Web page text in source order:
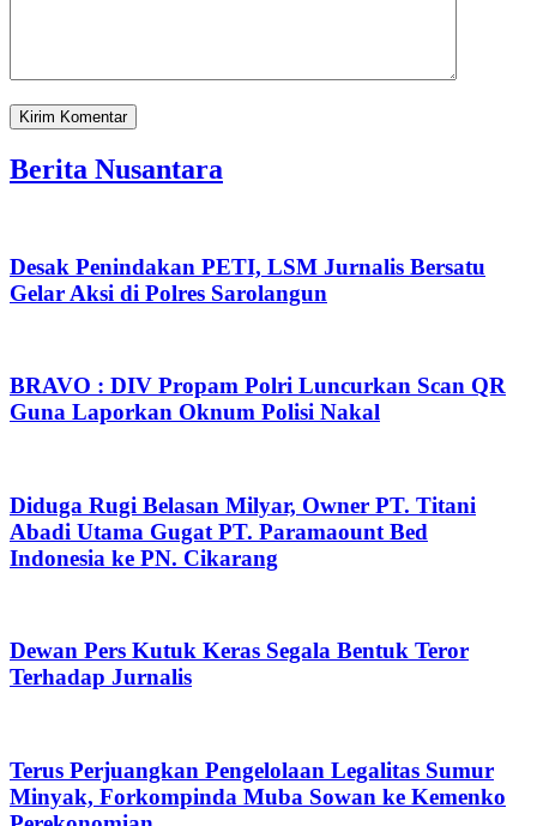
Berita Nusantara
Desak Penindakan PETI, LSM Jurnalis Bersatu
Gelar Aksi di Polres Sarolangun
BRAVO : DIV Propam Polri Luncurkan Scan QR
Guna Laporkan Oknum Polisi Nakal
Diduga Rugi Belasan Milyar, Owner PT. Titani
Abadi Utama Gugat PT. Paramaount Bed
Indonesia ke PN. Cikarang
Dewan Pers Kutuk Keras Segala Bentuk Teror
Terhadap Jurnalis
Terus Perjuangkan Pengelolaan Legalitas Sumur
Minyak, Forkompinda Muba Sowan ke Kemenko